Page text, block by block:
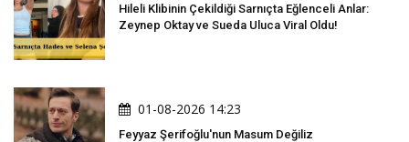
Hileli Klibinin Çekildiği Sarnıçta Eğlenceli Anlar:
Zeynep Oktay ve Sueda Uluca Viral Oldu!
01-08-2026 14:23
Feyyaz Şerifoğlu'nun Masum Değiliz